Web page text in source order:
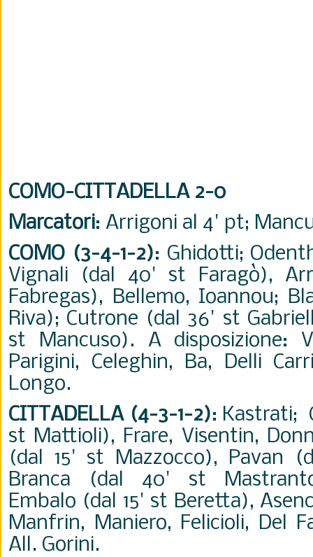
COMO-CITTADELLA 2-0
Marcatori: Arrigoni al 4' pt;
COMO (3-4-1-2): Ghidotti;
Vignali (dal 40' st Faragò),
Fabregas), Bellemo, Ioannou;
Riva); Cutrone (dal 36' st
st Mancuso). A disposizione:
Parigini, Celeghin, Ba, Delli
Longo.
CITTADELLA (4-3-1-2): Kastrati;
st Mattioli), Frare, Visentin,
(dal 15' st Mazzocco), Pavan
Branca (dal 40' st
Embalo (dal 15' st Beretta),
Manfrin, Maniero, Felicioli, Del
All. Gorini.